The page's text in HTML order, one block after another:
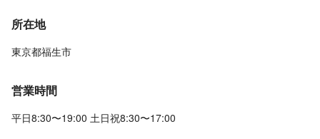
所在地
東京都福生市
営業時間
平日8:30〜19:00 土日祝8:30〜17:00